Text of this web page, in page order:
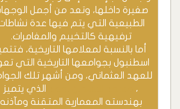
صغيرة داخلها، وتعد من أجمل
الطبيعية التي يتم فيها عدة
ترفيهية كالتخييم والمغامرات.
أما بالنسبة لمعلامها التاريخية،
اسطنبول بجوامعها التاريخية التي
للعهد العثماني، ومن أشهر تلك
،
الذي يتميز
بهندسته المعمارية المتقنة ومآذنه